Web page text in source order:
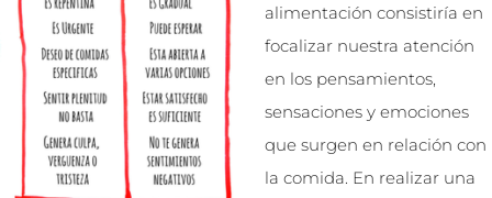
alimentación consistiría en
focalizar nuestra atención
en los pensamientos,
sensaciones y emociones
que surgen en relación con
la comida. En realizar una